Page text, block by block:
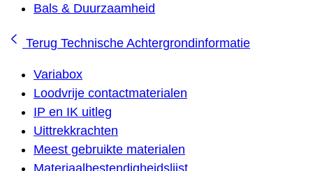
Bals & Duurzaamheid
Terug Technische Achtergrondinformatie
Variabox
Loodvrije contactmaterialen
IP en IK uitleg
Uittrekkrachten
Meest gebruikte materialen
Materiaalbestendigheidslijst